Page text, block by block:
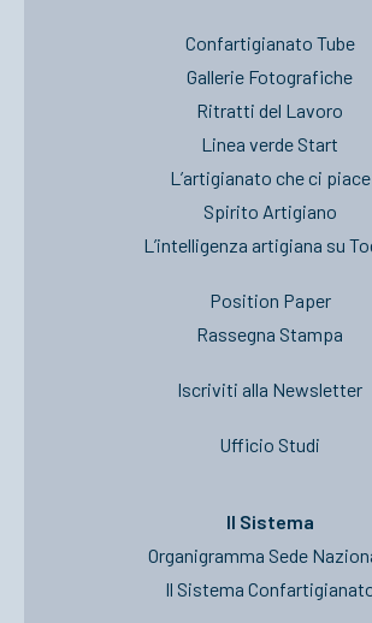
Confartigianato Tube
Gallerie Fotografiche
Ritratti del Lavoro
Linea verde Start
L’artigianato che ci piace
Spirito Artigiano
L’intelligenza artigiana su
Position Paper
Rassegna Stampa
Iscriviti alla Newsletter
Ufficio Studi
Il Sistema
Organigramma Sede
Il Sistema